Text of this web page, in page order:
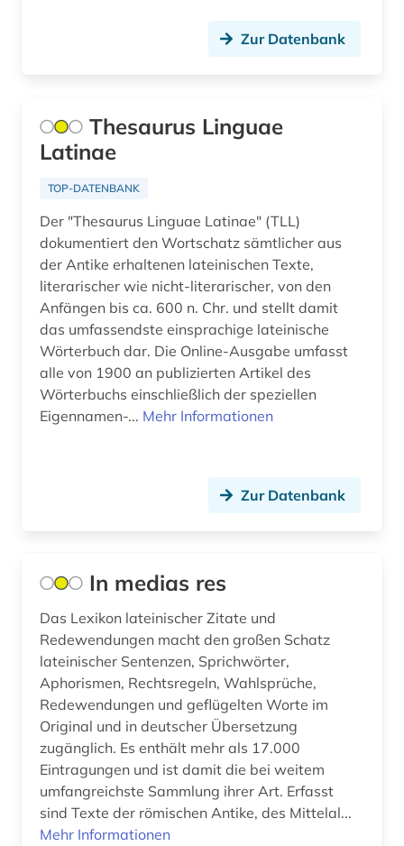
Zur Datenbank
Thesaurus Linguae
Latinae
TOP-DATENBANK
Der "Thesaurus Linguae Latinae" (TLL)
dokumentiert den Wortschatz sämtlicher aus
der Antike erhaltenen lateinischen Texte,
literarischer wie nicht-literarischer, von den
Anfängen bis ca. 600 n. Chr. und stellt damit
das umfassendste einsprachige lateinische
Wörterbuch dar. Die Online-Ausgabe umfasst
alle von 1900 an publizierten Artikel des
Wörterbuchs einschließlich der speziellen
Eigennamen-... Mehr Informationen
Zur Datenbank
In medias res
Das Lexikon lateinischer Zitate und
Redewendungen macht den großen Schatz
lateinischer Sentenzen, Sprichwörter,
Aphorismen, Rechtsregeln, Wahlsprüche,
Redewendungen und geflügelten Worte im
Original und in deutscher Übersetzung
zugänglich. Es enthält mehr als 17.000
Eintragungen und ist damit die bei weitem
umfangreichste Sammlung ihrer Art. Erfasst
sind Texte der römischen Antike, des Mittelal...
Mehr Informationen